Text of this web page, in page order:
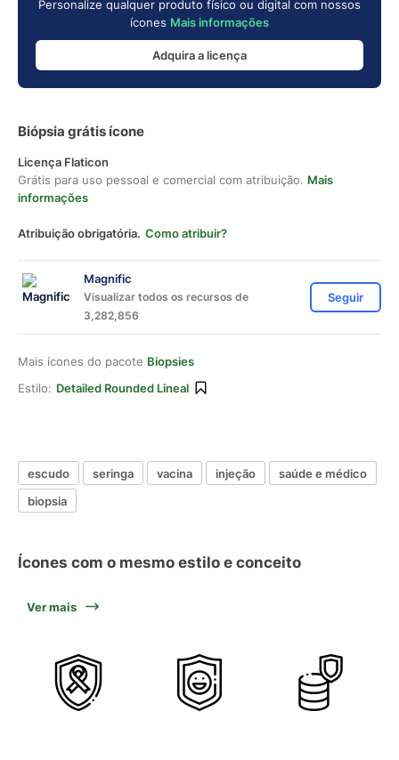
Personalize qualquer produto físico ou digital com nossos
ícones Mais informações
Adquira a licença
Biópsia grátis ícone
Licença Flaticon
Grátis para uso pessoal e comercial com atribuição. Mais
informações
Atribuição obrigatória. Como atribuir?
Magnific
Visualizar todos os recursos de
3,282,856
Seguir
Mais ícones do pacote Biopsies
Estilo: Detailed Rounded Lineal
escudo seringa vacina injeção
saúde e médico
biopsia
Ícones com o mesmo estilo e conceito
Ver mais